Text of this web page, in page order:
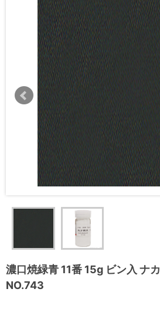
濃口焼緑青 11番 15g ビン入 ナ
NO.743